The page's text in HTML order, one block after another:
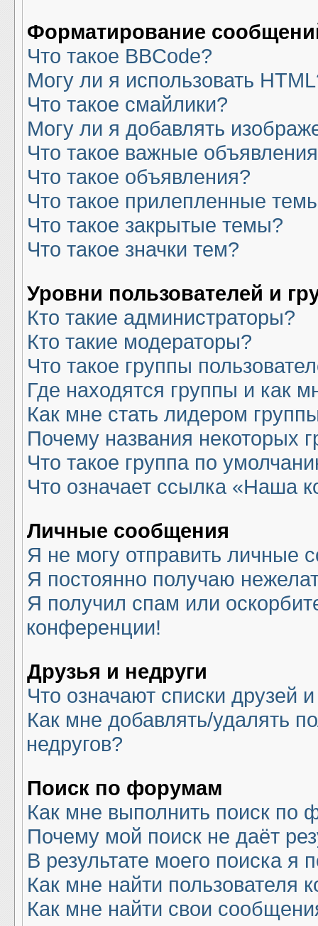
Форматирование
Что такое BBCode?
Могу ли я использовать
Что такое смайлики?
Могу ли я добавлять
Что такое важные
Что такое объявления?
Что такое прилепленные
Что такое закрытые темы?
Что такое значки тем?
Уровни пользователей и
Кто такие администраторы?
Кто такие модераторы?
Что такое группы
Где находятся группы и как
Как мне стать лидером
Почему названия некоторых
Что такое группа по
Что означает ссылка «Наша
Личные сообщения
Я не могу отправить личные
Я постоянно получаю
Я получил спам или
конференции!
Друзья и недруги
Что означают списки друзей
Как мне добавлять/удалять
недругов?
Поиск по форумам
Как мне выполнить поиск
Почему мой поиск не даёт
В результате моего поиска я
Как мне найти пользователя
Как мне найти свои